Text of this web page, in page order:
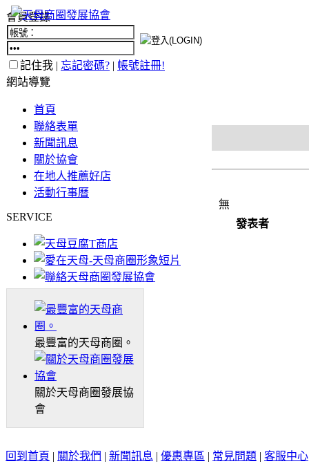
會員登錄
記住我 | 忘記密碼? | 帳號註冊!
網站導覽
首頁
聯絡表單
新聞訊息
關於協會
在地人推薦好店
活動行事曆
SERVICE
最豐富的天母商圈。
關於天母商圈發展協
會
無
發表者
回到首頁 | 關於我們 | 新聞訊息 | 優惠專區 | 常見問題 | 客服中心